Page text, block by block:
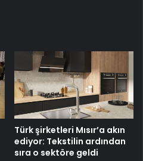
Türk şirketleri Mısır’a akın
ediyor: Tekstilin ardından
sıra o sektöre geldi